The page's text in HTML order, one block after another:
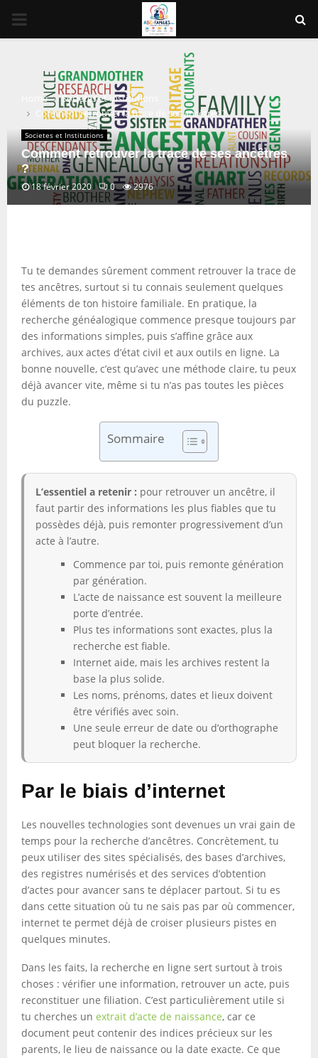
PRIMARY
Home
Societes et Institutions
Comment retrouver la trace de ses ancêtres ?
Societes et Institutions
Comment retrouver la trace de ses ancêtres
?
18 février 2020 0 2976
Tu te demandes sûrement comment retrouver la trace de
tes ancêtres, surtout si tu connais seulement quelques
éléments de ton histoire familiale. En pratique, la
recherche généalogique commence presque toujours par
des informations simples, puis s’affine grâce aux
archives, aux actes d’état civil et aux outils en ligne. La
bonne nouvelle, c’est qu’avec une méthode claire, tu peux
déjà avancer vite, même si tu n’as pas toutes les pièces
du puzzle.
Sommaire
L’essentiel a retenir : pour retrouver un ancêtre, il
faut partir des informations les plus fiables que tu
possèdes déjà, puis remonter progressivement d’un
acte à l’autre.
Commence par toi, puis remonte génération
par génération.
L’acte de naissance est souvent la meilleure
porte d’entrée.
Plus tes informations sont exactes, plus la
recherche est fiable.
Internet aide, mais les archives restent la
base la plus solide.
Les noms, prénoms, dates et lieux doivent
être vérifiés avec soin.
Une seule erreur de date ou d’orthographe
peut bloquer la recherche.
Par le biais d’internet
Les nouvelles technologies sont devenues un vrai gain de
temps pour la recherche d’ancêtres. Concrètement, tu
peux utiliser des sites spécialisés, des bases d’archives,
des registres numérisés et des services d’obtention
d’actes pour avancer sans te déplacer partout. Si tu es
dans cette situation où tu ne sais pas par où commencer,
internet te permet déjà de croiser plusieurs pistes en
quelques minutes.
Dans les faits, la recherche en ligne sert surtout à trois
choses : vérifier une information, retrouver un acte, puis
reconstituer une filiation. C’est particulièrement utile si
tu cherches un extrait d’acte de naissance, car ce
document peut contenir des indices précieux sur les
parents, le lieu de naissance ou la date exacte. Ce que